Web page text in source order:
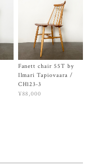
Fanett chair 55T by
Ilmari Tapiovaara /
CH123-3
¥88,000